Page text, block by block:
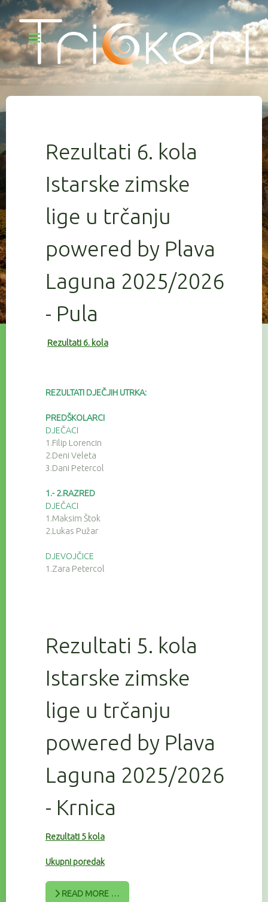
Rezultati 6. kola
Istarske zimske
lige u trčanju
powered by Plava
Laguna 2025/2026
- Pula
Rezultati 6. kola
REZULTATI DJEČJIH UTRKA:
PREDŠKOLARCI
DJEČACI
1.Filip Lorencin
2.Deni Veleta
3.Dani Petercol
1.- 2.RAZRED
DJEČACI
1.Maksim Štok
2.Lukas Pužar
DJEVOJČICE
1.Zara Petercol
Rezultati 5. kola
Istarske zimske
lige u trčanju
powered by Plava
Laguna 2025/2026
- Krnica
Rezultati 5 kola
Ukupni poredak
READ MORE …